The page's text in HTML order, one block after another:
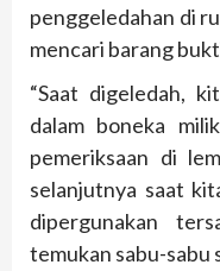
penggeledahan di
mencari barang
“Saat digeledah,
dalam boneka
pemeriksaan di
selanjutnya saat
dipergunakan
temukan sabu-sabu